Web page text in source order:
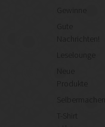
Gute
Nachrichten!
Leselounge
Neue
Produkte
Selbermachen
T-Shirt